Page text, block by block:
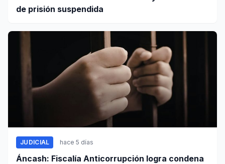
de prisión suspendida
JUDICIAL hace 5 días
Áncash: Fiscalía Anticorrupción logra condena